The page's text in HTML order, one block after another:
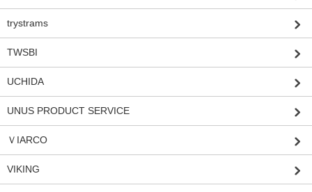
trystrams
TWSBI
UCHIDA
UNUS PRODUCT SERVICE
ＶIARCO
VIKING